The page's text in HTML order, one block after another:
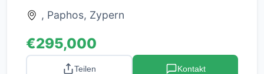
, Paphos, Zypern
€295,000
Teilen Kontakt